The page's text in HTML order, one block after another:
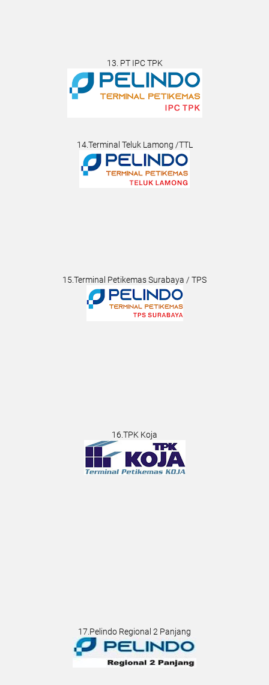
13. PT IPC TPK
14.Terminal Teluk Lamong /TTL
15.Terminal Petikemas Surabaya / TPS
16.TPK Koja
17.Pelindo Regional 2 Panjang